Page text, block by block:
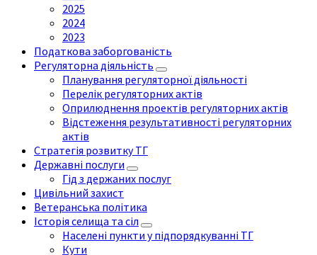
2025
2024
2023
Податкова заборгованість
Регуляторна діяльність
Планування регуляторної діяльності
Перелік регуляторних актів
Оприлюднення проектів регуляторних актів
Відстеження результативності регуляторних
актів
Стратегія розвитку ТГ
Державні послуги
Гід з держаних послуг
Цивільний захист
Ветеранська політика
Історія селища та сіл
Населені пункти у підпорядкуванні ТГ
Кути